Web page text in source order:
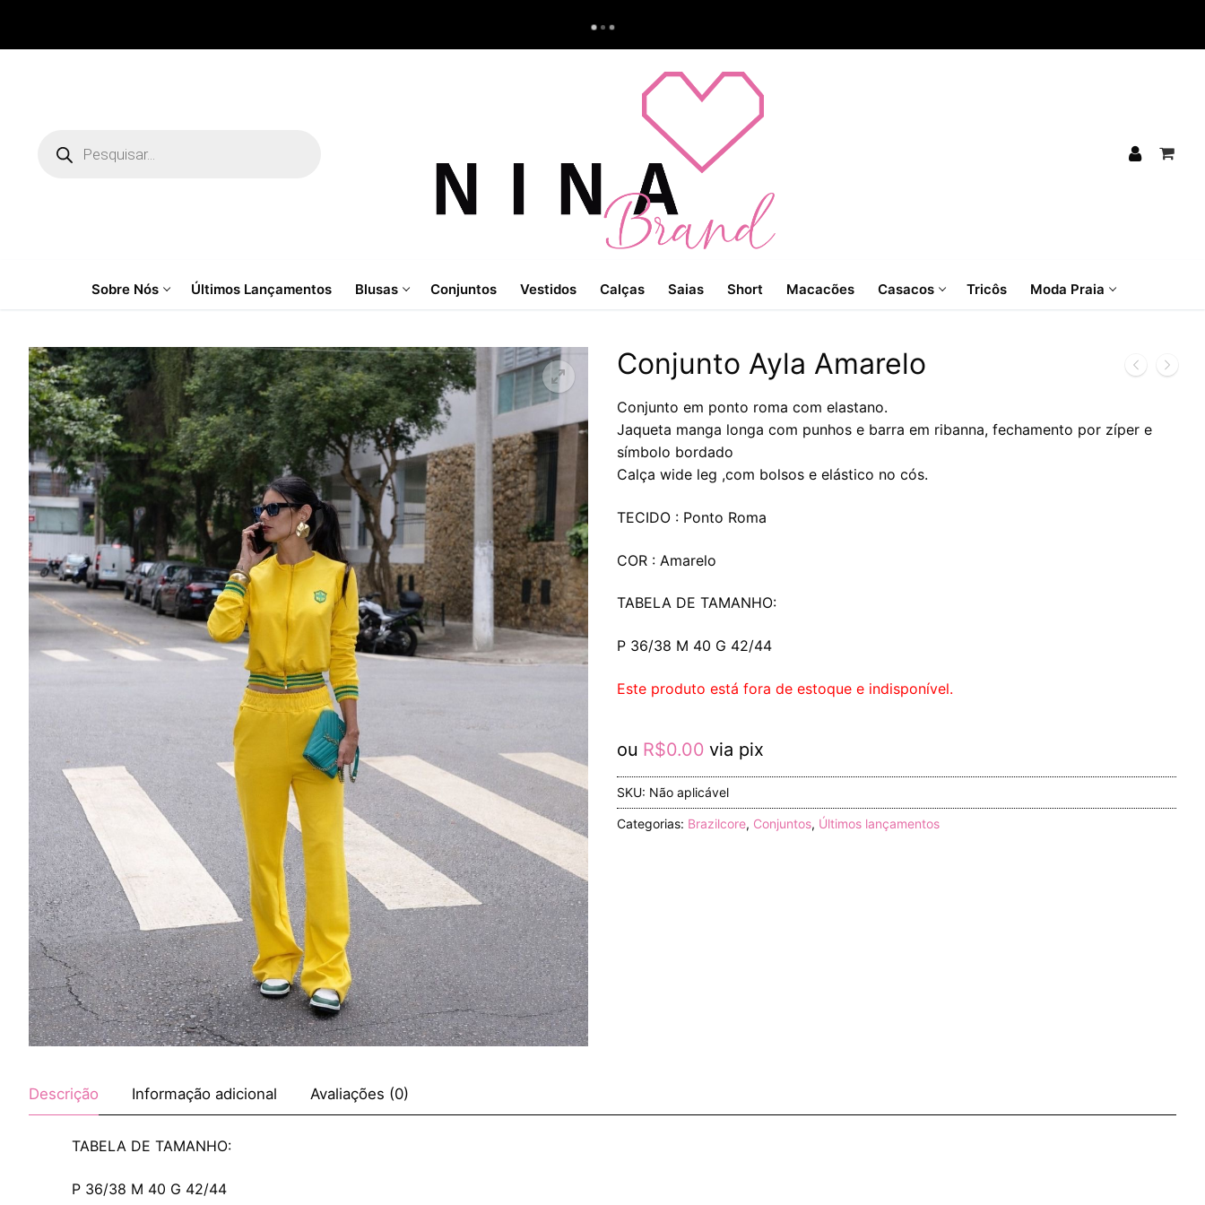
produtos
Sobre Nós Últimos Lançamentos Blusas Conjuntos Vestidos Calças Saias Short Macacões Casacos Tricôs Moda Praia
Conjunto Ayla Amarelo
Conjunto em ponto roma com elastano.
Jaqueta manga longa com punhos e barra em ribanna, fechamento por zíper e
símbolo bordado
Calça wide leg ,com bolsos e elástico no cós.
TECIDO : Ponto Roma
COR : Amarelo
TABELA DE TAMANHO:
P 36/38 M 40 G 42/44
Este produto está fora de estoque e indisponível.
ou R$0.00 via pix
SKU: Não aplicável
Categorias: Brazilcore, Conjuntos, Últimos lançamentos
Descrição Informação adicional Avaliações (0)
TABELA DE TAMANHO:
P 36/38 M 40 G 42/44